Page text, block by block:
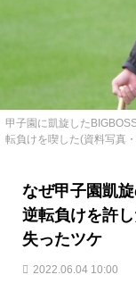
甲子園に凱旋した
転負けを喫した(資料写真・
なぜ甲子園凱
逆転負けを許
失ったツケ
2022.06.04 10:00